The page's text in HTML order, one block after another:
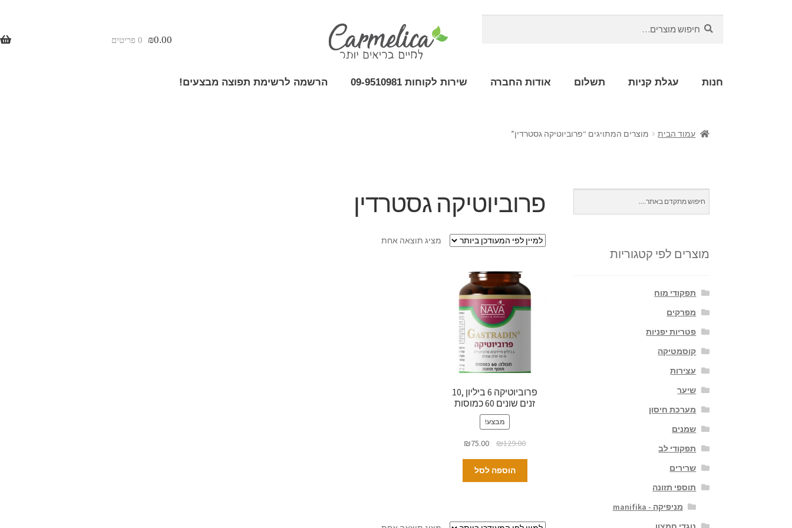
₪0.00 0 פריטים
חנות עגלת קניות תשלום אודות החברה שירות לקוחות 09-9510981 הרשמה לרשימת תפוצה מבצעים!
עמוד הבית מוצרים המתויגים “פרוביוטיקה גסטרדין”
פרוביוטיקה גסטרדין
מציג תוצאה אחת
פרוביוטיקה 6 ביליון ,10
זנים שונים 60 כמוסות
מבצע!
₪129.00
₪75.00
הוספה לסל
מוצרים לפי קטגוריות
תפקודי מוח
מפרקים
פטריות יפניות
קוסמטיקה
עצירות
שיער
מערכת חיסון
שמנים
תפקודי לב
שרירים
תוספי תזונה
מניפיקה - manifika